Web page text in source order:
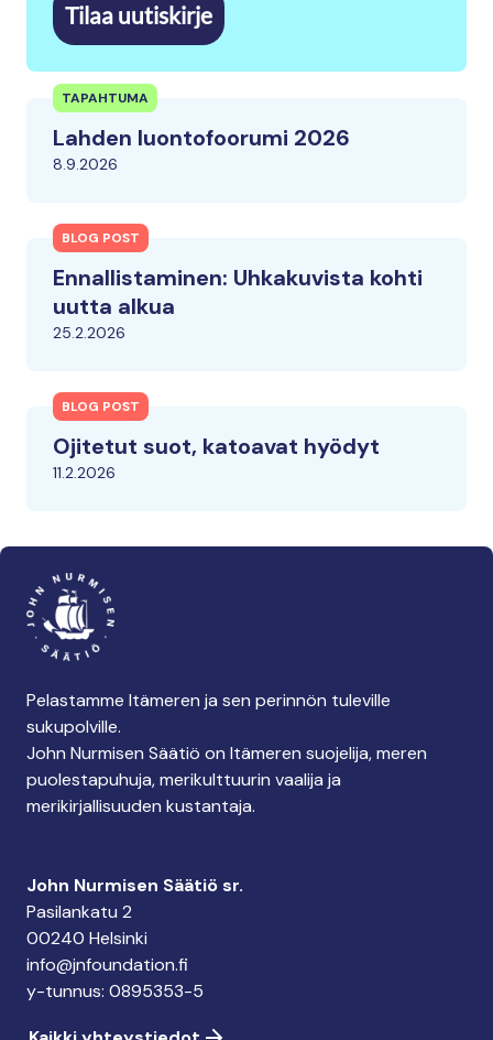
Tilaa uutiskirje
TAPAHTUMA
Lahden luontofoorumi 2026
8.9.2026
BLOG POST
Ennallistaminen: Uhkakuvista kohti
uutta alkua
25.2.2026
BLOG POST
Ojitetut suot, katoavat hyödyt
11.2.2026
Pelastamme Itämeren ja sen perinnön tuleville
sukupolville.
John Nurmisen Säätiö on Itämeren suojelija, meren
puolestapuhuja, merikulttuurin vaalija ja
merikirjallisuuden kustantaja.
John Nurmisen Säätiö sr.
Pasilankatu 2
00240 Helsinki
info@jnfoundation.fi
y-tunnus: 0895353-5